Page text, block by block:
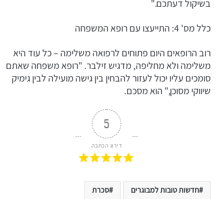
בשיקול דעתכם."
כלל מס' 4: התייעצו עם רופא המשפחה
רוב הרופאים היום פתוחים לרפואה משלימה – כל עוד היא
משלימה ולא מחליפה, מדגיש זילבר. "רופא משפחה שאתם
סומכים עליו יכול לעזור להבחין בין גישה מועילה לבין גימיק
שיווקי מסוכן," הוא מסכם.
5
דירוג הכתבה
חדשות טובות למבוגרים סכרת